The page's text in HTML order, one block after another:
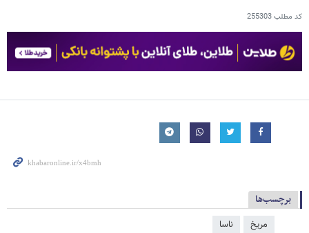
کد مطلب255303
برچسب‌ها
مریخ ناسا